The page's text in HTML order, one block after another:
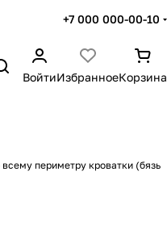
+7 000 000-00-10
ВойтиИзбранноеКорзина
периметру кроватки (бязь